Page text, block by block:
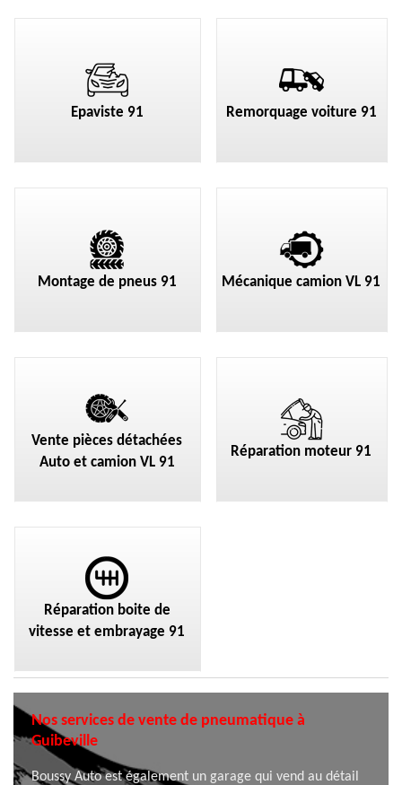
Epaviste 91 Remorquage voiture 91
Montage de pneus 91 Mécanique camion VL 91
Vente pièces détachées
Auto et camion VL 91
Réparation moteur 91
Réparation boite de
vitesse et embrayage 91
Nos services de vente de pneumatique à
Guibeville
Boussy Auto est également un garage qui vend au détail